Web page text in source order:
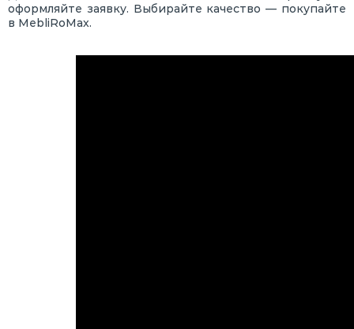
оформляйте заявку. Выбирайте качество — покупайте
в MebliRoMax.